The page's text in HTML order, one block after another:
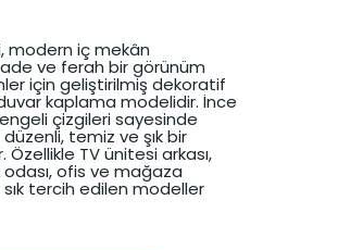
modern iç mekân
ve ferah bir görünüm
için geliştirilmiş dekoratif
kaplama modelidir. İnce
çizgileri sayesinde
temiz ve şık bir
TV ünitesi arkası,
ofis ve mağaza
tercih edilen modeller